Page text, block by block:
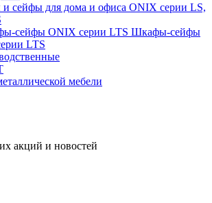
сейфы для дома и офиса ONIX серии LS,
Шкафы-сейфы
LTS
мебели
акций и новостей